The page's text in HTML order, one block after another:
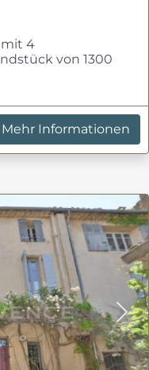
mit 4
von 1300
Mehr Informationen